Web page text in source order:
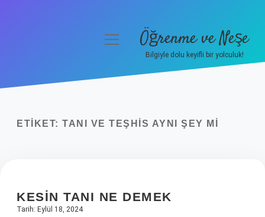
Yasal Uyarı
menüyüÖğrenme ve Neşe
Bilgiyle dolu keyifli bir yolculuk!
ETIKET: TANI VE TEŞHIS AYNI ŞEY MI
KESIN TANI NE DEMEK
Tarih: Eylül 18, 2024